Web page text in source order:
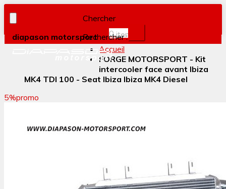
diapason motorsport
Chercher
Rechercher :
0item(s)
Accueil
FORGE MOTORSPORT - Kit
intercooler face avant Ibiza
MK4 TDI 100 - Seat Ibiza Ibiza MK4 Diesel
5%promo